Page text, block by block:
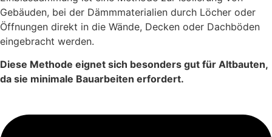
Gebäuden, bei der Dämmmaterialien durch Löcher oder
Öffnungen direkt in die Wände, Decken oder Dachböden
eingebracht werden.
Diese Methode eignet sich besonders gut für Altbauten,
da sie minimale Bauarbeiten erfordert.